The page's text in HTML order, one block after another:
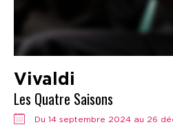
Vivaldi
Les Quatre Saisons
Du 14 septembre 2024 au 26